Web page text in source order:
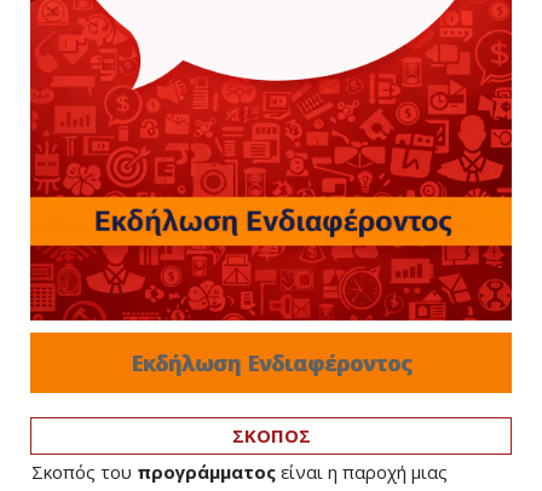
Εκδήλωση Ενδιαφέροντος
ΣΚΟΠΟΣ
Σκοπός του προγράμματος είναι η παροχή μιας